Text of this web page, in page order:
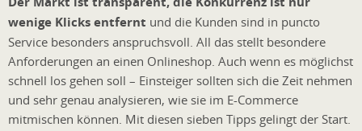
wenige Klicks entfernt und die Kunden sind in puncto
Service besonders anspruchsvoll. All das stellt besondere
Anforderungen an einen Onlineshop. Auch wenn es möglichst
schnell los gehen soll – Einsteiger sollten sich die Zeit nehmen
und sehr genau analysieren, wie sie im E-Commerce
mitmischen können. Mit diesen sieben Tipps gelingt der Start.